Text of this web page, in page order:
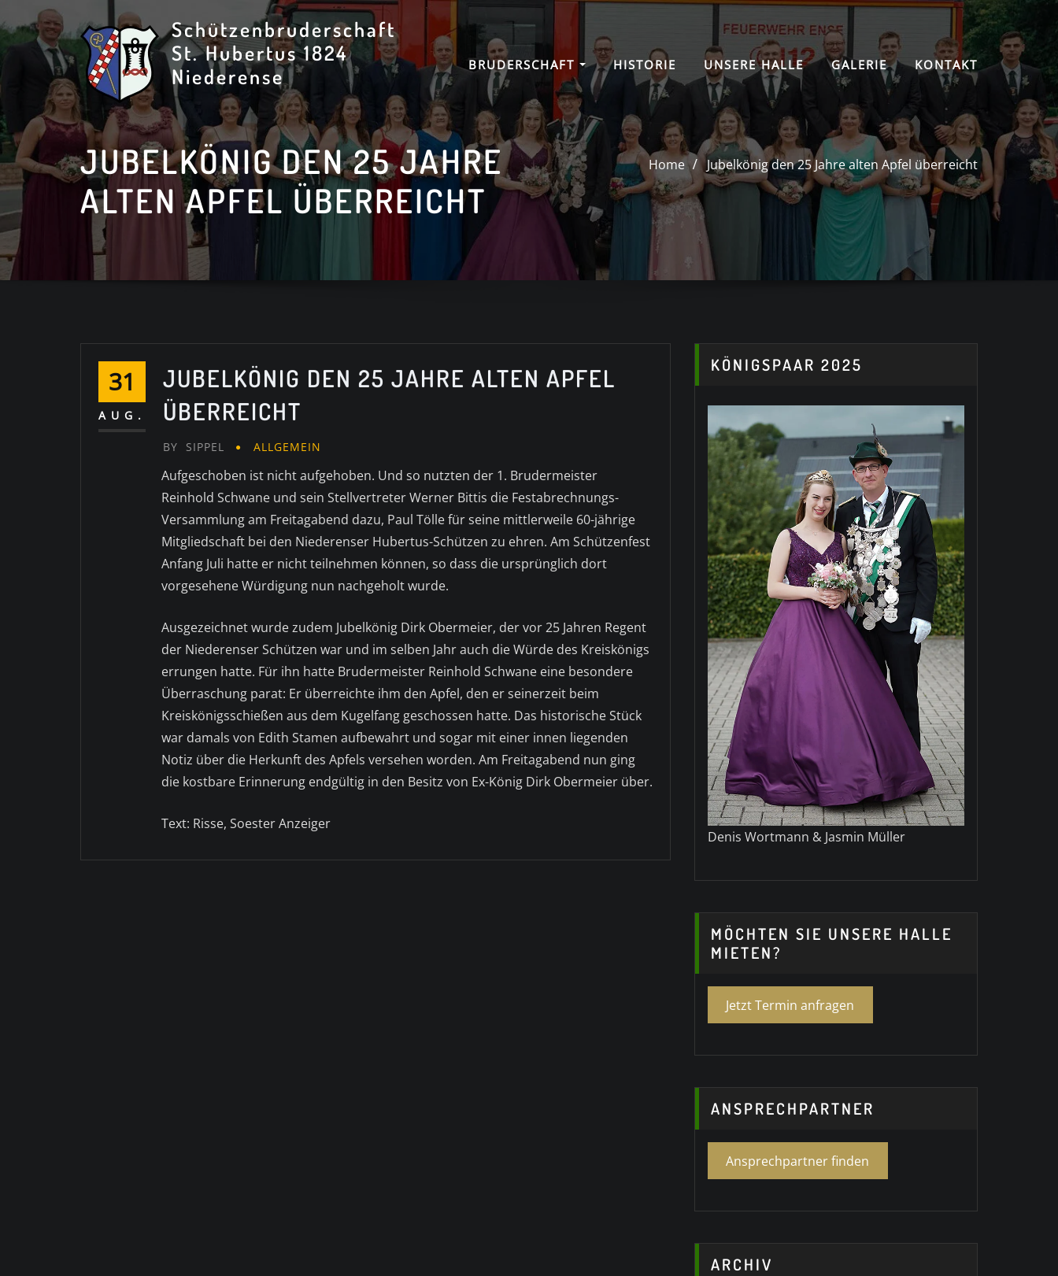
to
content
Schützenbruderschaft
St. Hubertus 1824
Niederense
BRUDERSCHAFT HISTORIE UNSERE HALLE GALERIE KONTAKT
JUBELKÖNIG DEN 25 JAHRE
ALTEN APFEL ÜBERREICHT
Home Jubelkönig den 25 Jahre alten Apfel überreicht
31
AUG.
JUBELKÖNIG DEN 25 JAHRE ALTEN APFEL
ÜBERREICHT
BY SIPPEL ALLGEMEIN
Aufgeschoben ist nicht aufgehoben. Und so nutzten der 1. Brudermeister
Reinhold Schwane und sein Stellvertreter Werner Bittis die Festabrechnungs-
Versammlung am Freitagabend dazu, Paul Tölle für seine mittlerweile 60-jährige
Mitgliedschaft bei den Niederenser Hubertus-Schützen zu ehren. Am Schützenfest
Anfang Juli hatte er nicht teilnehmen können, so dass die ursprünglich dort
vorgesehene Würdigung nun nachgeholt wurde.
Ausgezeichnet wurde zudem Jubelkönig Dirk Obermeier, der vor 25 Jahren Regent
der Niederenser Schützen war und im selben Jahr auch die Würde des Kreiskönigs
errungen hatte. Für ihn hatte Brudermeister Reinhold Schwane eine besondere
Überraschung parat: Er überreichte ihm den Apfel, den er seinerzeit beim
Kreiskönigsschießen aus dem Kugelfang geschossen hatte. Das historische Stück
war damals von Edith Stamen aufbewahrt und sogar mit einer innen liegenden
Notiz über die Herkunft des Apfels versehen worden. Am Freitagabend nun ging
die kostbare Erinnerung endgültig in den Besitz von Ex-König Dirk Obermeier über.
Text: Risse, Soester Anzeiger
KÖNIGSPAAR 2025
Denis Wortmann & Jasmin Müller
MÖCHTEN SIE UNSERE HALLE
MIETEN?
Jetzt Termin anfragen
ANSPRECHPARTNER
Ansprechpartner finden
ARCHIV